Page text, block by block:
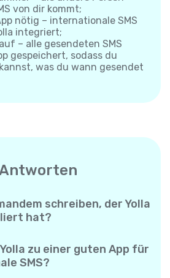
von dir kommt;
nötig – internationale SMS
integriert;
– alle gesendeten SMS
gespeichert, sodass du
was du wann gesendet
schreiben, der Yolla
hat?
Empfängers – die andere
installieren und braucht
zu einer guten App für
SMS?